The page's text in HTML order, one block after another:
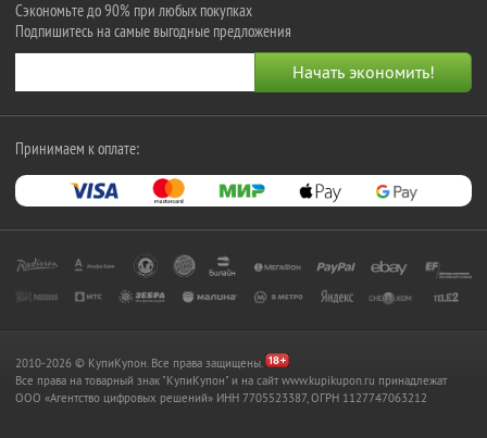
Сэкономьте до 90% при любых покупках
Подпишитесь на самые выгодные предложения
Принимаем к оплате:
2010-2026 © КупиКупон. Все права защищены.
Все права на товарный знак "КупиКупон" и на сайт www.kupikupon.ru принадлежат
OOO «Агентство цифровых решений» ИНН 7705523387, ОГРН 1127747063212